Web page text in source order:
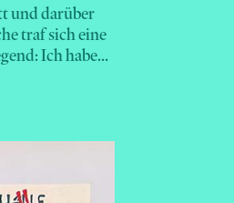
und darüber
traf sich eine
Ich habe...